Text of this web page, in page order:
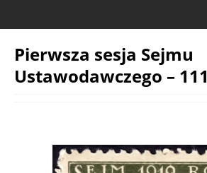
Pierwsza sesja Sejmu
Ustawodawczego – 111